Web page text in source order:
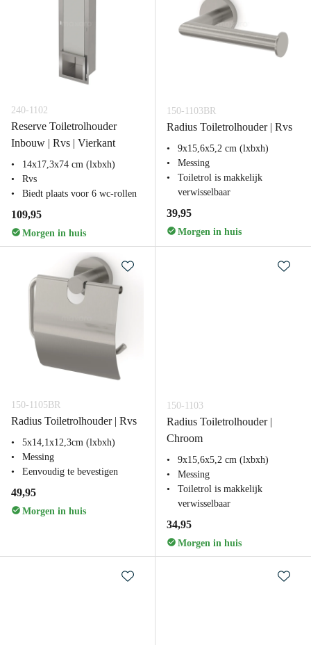
240-1102
Reserve Toiletrolhouder
Inbouw | Rvs | Vierkant
14x17,3x74 cm (lxbxh)
Rvs
Biedt plaats voor 6 wc-rollen
109,95
Morgen in huis
150-1103BR
Radius Toiletrolhouder | Rvs
9x15,6x5,2 cm (lxbxh)
Messing
Toiletrol is makkelijk
verwisselbaar
39,95
Morgen in huis
150-1105BR
Radius Toiletrolhouder | Rvs
5x14,1x12,3cm (lxbxh)
Messing
Eenvoudig te bevestigen
49,95
Morgen in huis
150-1103
Radius Toiletrolhouder |
Chroom
9x15,6x5,2 cm (lxbxh)
Messing
Toiletrol is makkelijk
verwisselbaar
34,95
Morgen in huis